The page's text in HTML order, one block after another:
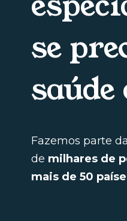
se
Fazemos parte da
de milhares de
mais de 50